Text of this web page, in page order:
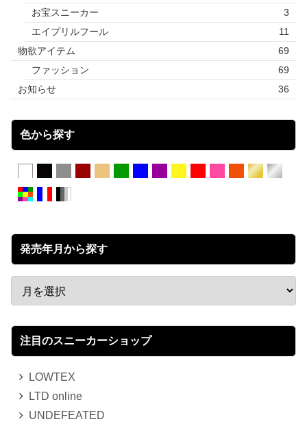
お宝スニーカー
3
エイプリルフール
11
物欲アイテム
69
ファッション
69
お知らせ
36
色から探す
発売年月から探す
注目のスニーカーショップ
LOWTEX
LTD online
UNDEFEATED